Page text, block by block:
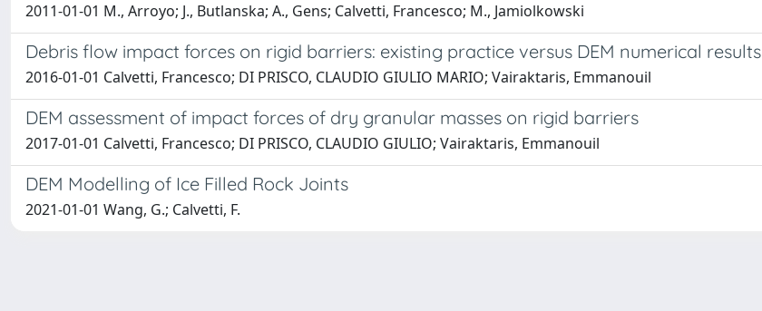
2011-01-01 M., Arroyo; J., Butlanska; A., Gens; Calvetti, Francesco; M., Jamiolkowski
Debris flow impact forces on rigid barriers: existing practice versus DEM numerical results
2016-01-01 Calvetti, Francesco; DI PRISCO, CLAUDIO GIULIO MARIO; Vairaktaris, Emmanouil
DEM assessment of impact forces of dry granular masses on rigid barriers
2017-01-01 Calvetti, Francesco; DI PRISCO, CLAUDIO GIULIO; Vairaktaris, Emmanouil
DEM Modelling of Ice Filled Rock Joints
2021-01-01 Wang, G.; Calvetti, F.